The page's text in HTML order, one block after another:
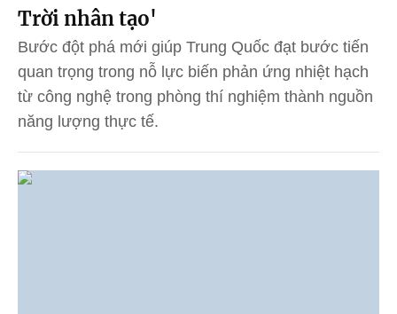
Trời nhân tạo'
Bước đột phá mới giúp Trung Quốc đạt bước tiến
quan trọng trong nỗ lực biến phản ứng nhiệt hạch
từ công nghệ trong phòng thí nghiệm thành nguồn
năng lượng thực tế.